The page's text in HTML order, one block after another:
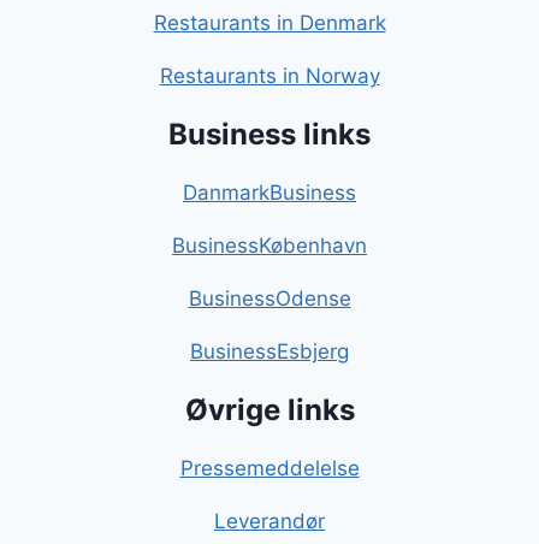
Restaurants in Denmark
Restaurants in Norway
Business links
DanmarkBusiness
BusinessKøbenhavn
BusinessOdense
BusinessEsbjerg
Øvrige links
Pressemeddelelse
Leverandør